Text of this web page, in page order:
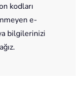
kodları
e-
bilgilerinizi